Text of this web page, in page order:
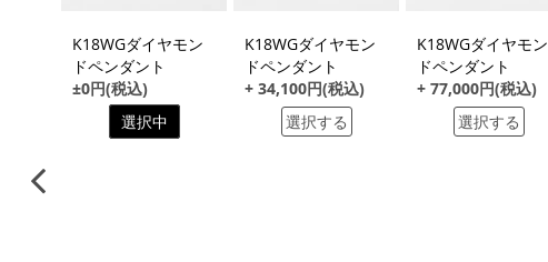
K18WGダイヤモン
ドペンダント
±0円(税込)
選択中
K18WGダイヤモン
ドペンダント
+ 34,100円(税込)
選択する
K18WGダイヤモン
ドペンダント
+ 77,000円(税込)
選択する